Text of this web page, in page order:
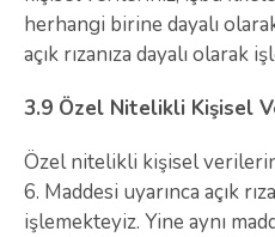
herhangi birine dayalı
açık rızanıza dayalı olarak
3.9 Özel Nitelikli Kişisel
Özel nitelikli kişisel
6. Maddesi uyarınca açık
işlemekteyiz. Yine aynı